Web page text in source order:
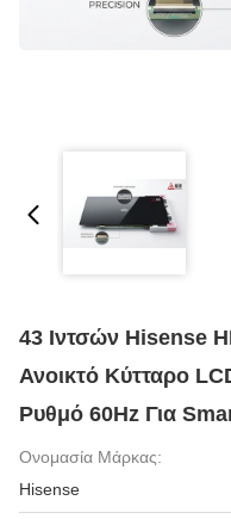
43 Ιντσών Hisense
Ανοικτό Κύτταρο
Ρυθμό 60Hz Για
Ονομασία Μάρκας:
Hisense